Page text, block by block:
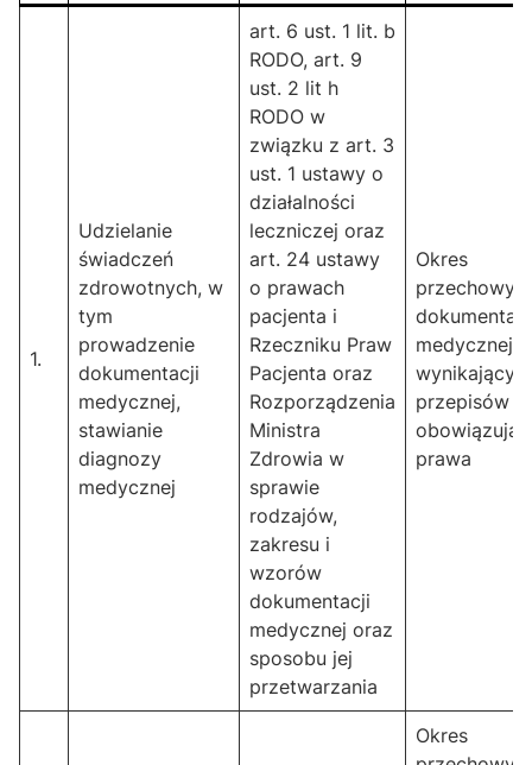
1.
Udzielanie
świadczeń
zdrowotnych, w
tym
prowadzenie
dokumentacji
medycznej,
stawianie
diagnozy
medycznej
art. 6 ust. 1 lit. b
RODO, art. 9
ust. 2 lit h
RODO w
związku z art. 3
ust. 1 ustawy o
działalności
leczniczej oraz
art. 24 ustawy
o prawach
pacjenta i
Rzeczniku Praw
Pacjenta oraz
Rozporządzenia
Ministra
Zdrowia w
sprawie
rodzajów,
zakresu i
wzorów
dokumentacji
medycznej oraz
sposobu jej
przetwarzania
Okres
medycznej
wynikający z
przepisów
prawa
Okres